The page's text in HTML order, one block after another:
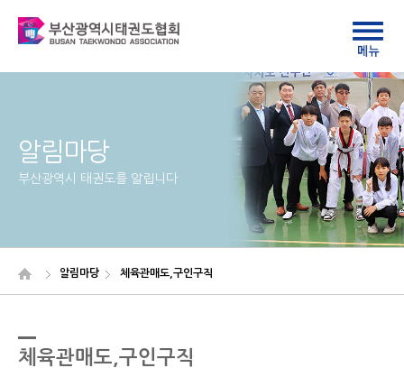
알림마당
부산광역시 태권도를 알립니다
알림마당 체육관매도,구인구직
체육관매도,구인구직